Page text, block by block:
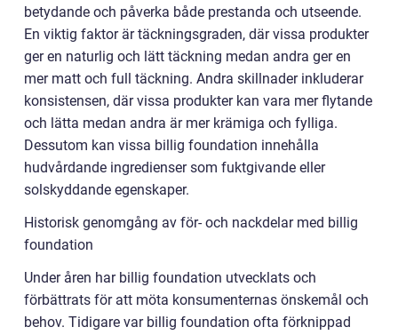
betydande och påverka både prestanda och utseende.
En viktig faktor är täckningsgraden, där vissa produkter
ger en naturlig och lätt täckning medan andra ger en
mer matt och full täckning. Andra skillnader inkluderar
konsistensen, där vissa produkter kan vara mer flytande
och lätta medan andra är mer krämiga och fylliga.
Dessutom kan vissa billig foundation innehålla
hudvårdande ingredienser som fuktgivande eller
solskyddande egenskaper.
Historisk genomgång av för- och nackdelar med billig
foundation
Under åren har billig foundation utvecklats och
förbättrats för att möta konsumenternas önskemål och
behov. Tidigare var billig foundation ofta förknippad